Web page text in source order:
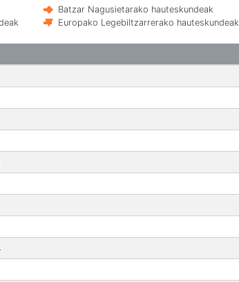
Batzar Nagusietarako hauteskundeak
Europako Legebiltzarrerako hauteskundeak